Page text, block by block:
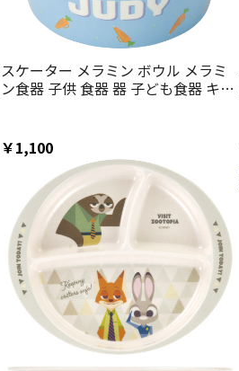
スケーター メラミン ボウル メラミ
ン食器 子供 食器 器 子ども食器 キャ
Disney【ダイカット サラダ 朝食 シ
リアル コーンフレーク ボウル】
￥1,100